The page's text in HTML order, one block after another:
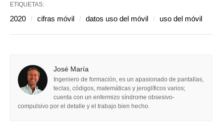
ETIQUETAS:
2020 cifras móvil datos uso del móvil uso del móvil
José María
Ingeniero de formación, es un apasionado de pantallas,
teclas, códigos, matemáticas y jeroglíficos varios;
cuenta con un enfermizo síndrome obsesivo-
compulsivo por el detalle y el trabajo bien hecho.